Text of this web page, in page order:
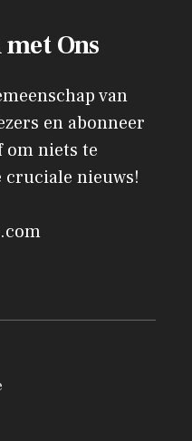
Ons
van
en abonneer
om niets te
cruciale nieuws!